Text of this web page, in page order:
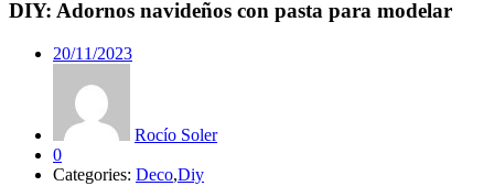
DIY: Adornos navideños con pasta para modelar
20/11/2023
Rocío Soler
0
Categories: Deco,Diy